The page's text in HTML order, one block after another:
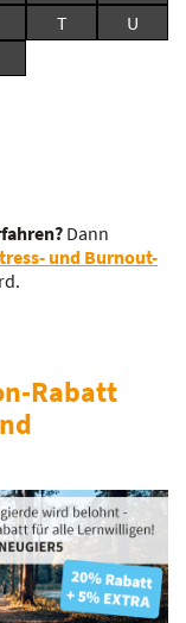
T
U
Dann
und Burnout-
Rabatt